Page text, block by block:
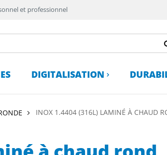
et professionnel
DIGITALISATION
INOX 1.4404 (316L) LAMINÉ À CHAUD